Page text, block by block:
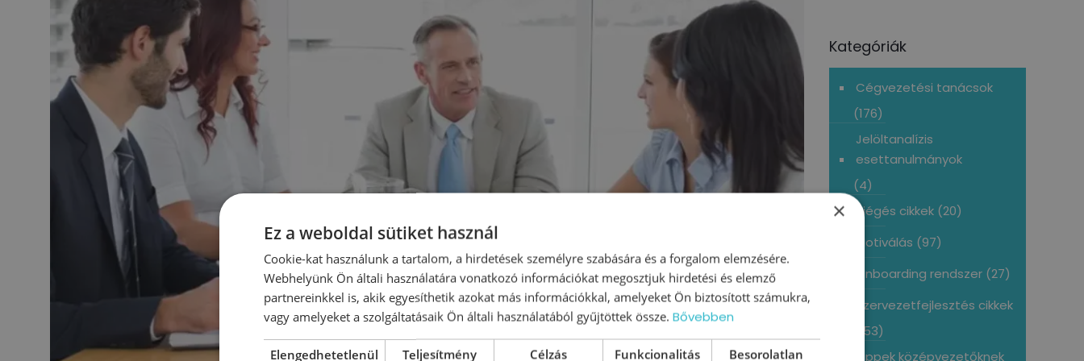
Kategóriák
Cégvezetési tanácsok
(176)
Jelöltanalízis
esettanulmányok
(4)
Kiégés cikkek(20)
Motiválás (97)
Onboarding rendszer(27)
Szervezetfejlesztés cikkek
(153)
Tippek középvezetőknek
×
Ez a weboldal sütiket használ
Cookie-kat használunk a tartalom, a hirdetések személyre szabására és a forgalom elemzésére.
Webhelyünk Ön általi használatára vonatkozó információkat megosztjuk hirdetési és elemző
partnereinkkel is, akik egyesíthetik azokat más információkkal, amelyeket Ön biztosított számukra,
vagy amelyeket a szolgáltatásaik Ön általi használatából gyűjtöttek össze. Bővebben
Elengedhetetlenül
Teljesítmény Célzás Funkcionalitás Besorolatlan